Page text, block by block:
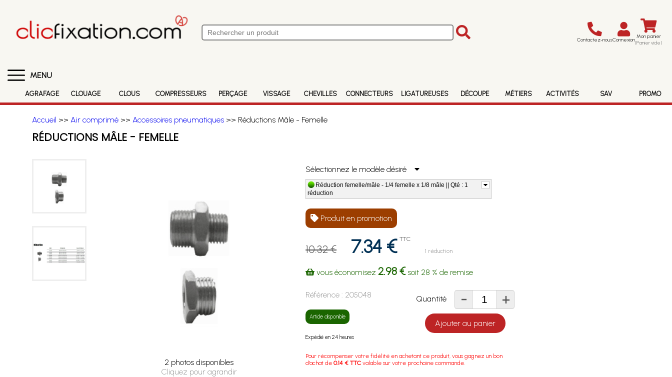
Contactez-nousConnexion Mon panier
(Panier vide)
MENU
AGRAFAGE CLOUAGE CLOUS COMPRESSEURS PERÇAGE VISSAGE CHEVILLES CONNECTEURS LIGATUREUSES DÉCOUPE MÉTIERS ACTIVITÉS SAV PROMO
Accueil >> Air comprimé>> Accessoires pneumatiques>> Réductions Mâle - Femelle
RÉDUCTIONS MÂLE - FEMELLE
2 photos disponibles
Cliquez pour agrandir
Sélectionnez le modèle désiré
Réduction femelle/mâle - 1/4 femelle x 1/8 mâle || Qté : 1
réduction
Produit en promotion
10.32 € 7.34 € TTC
1 réduction
vous économisez2.98 €soit 28 % de remise
Référence : 205048
Article disponible
Expédié en 24 heures
Quantité - +
Ajouter au panier
Pour récompenser votre fidélité en achetant ce produit, vous gagnez un bon
d'achat de0.14 € TTC valable sur votre prochaine commande.